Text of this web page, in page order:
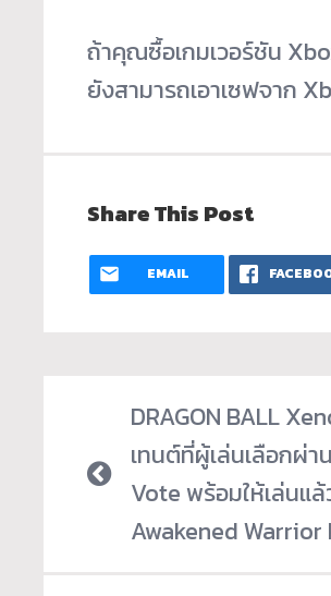
ถ้าคุณซื้อเกมเวอร์ชัน
ยังสามารถเอาเซฟจาก
Share This Post
EMAIL
DRAGON BALL
เทนต์ที่ผู้เล่นเลือกผ่
Vote พร้อมให้เล่นแล้
Awakened Warrior